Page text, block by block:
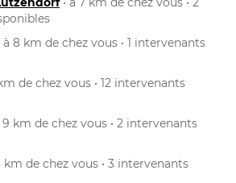
à 8 km de chez vous • 1 intervenants
de chez vous • 12 intervenants
9 km de chez vous • 2 intervenants
km de chez vous • 3 intervenants